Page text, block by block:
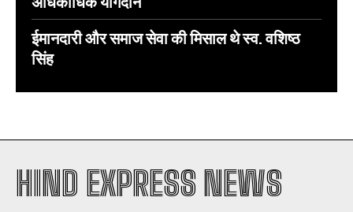
ईमानदारी और समाज सेवा की मिसाल थे स्व. वशिष्ठ
सिंह
HIND EXPRESS NEWS